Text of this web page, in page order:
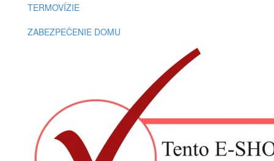
TERMOVÍZIE
ZABEZPEČENIE DOMU